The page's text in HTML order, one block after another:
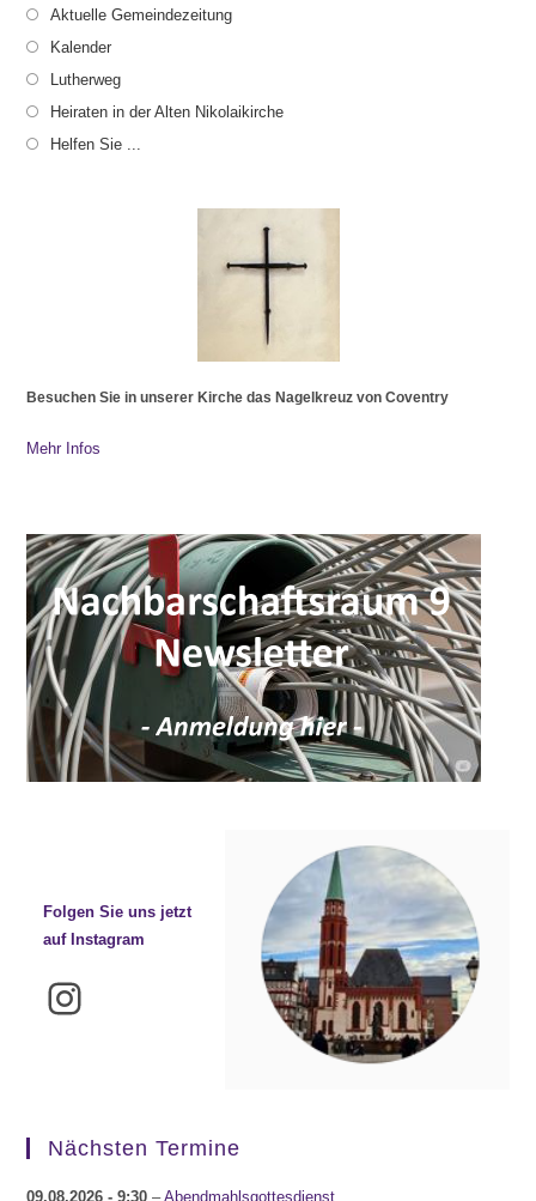
Aktuelle Gemeindezeitung
Kalender
Lutherweg
Heiraten in der Alten Nikolaikirche
Helfen Sie ...
Besuchen Sie in unserer Kirche das Nagelkreuz von Coventry
Mehr Infos
Folgen Sie uns jetzt
auf Instagram
Instagram
Nächsten Termine
09.08.2026 - 9:30 –Abendmahlsgottesdienst